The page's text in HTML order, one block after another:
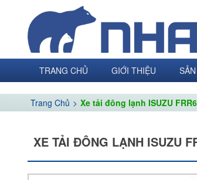
TRANG CHỦ GIỚI THIỆU
Trang Chủ Xe tải đông lạnh ISUZU
XE TẢI ĐÔNG LẠNH ISUZU